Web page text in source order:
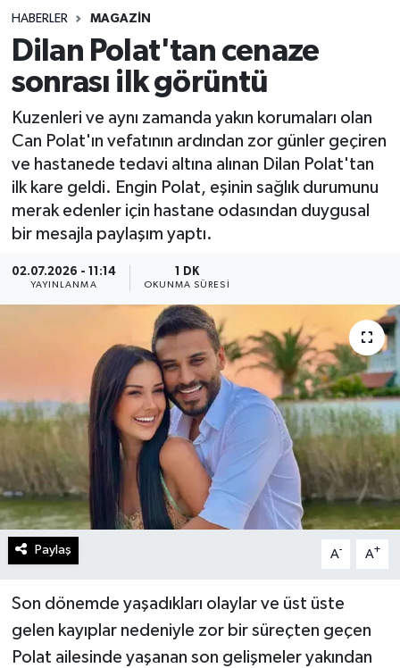
HABERLER MAGAZIN
Dilan Polat'tan cenaze
sonrası ilk görüntü
Kuzenleri ve aynı zamanda yakın korumaları olan
Can Polat'ın vefatının ardından zor günler geçiren
ve hastanede tedavi altına alınan Dilan Polat'tan
ilk kare geldi. Engin Polat, eşinin sağlık durumunu
merak edenler için hastane odasından duygusal
bir mesajla paylaşım yaptı.
02.07.2026 - 11:14
YAYINLANMA
1 DK
OKUNMA SÜRESI
Paylaş A- A+
Son dönemde yaşadıkları olaylar ve üst üste
gelen kayıplar nedeniyle zor bir süreçten geçen
Polat ailesinde yaşanan son gelişmeler yakından
Spor
Teknoloji
Yaşam